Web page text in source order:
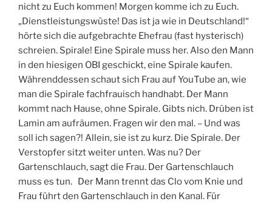
nicht zu Euch kommen! Morgen komme ich zu Euch.
„Dienstleistungswüste! Das ist ja wie in Deutschland!“
hörte sich die aufgebrachte Ehefrau (fast hysterisch)
schreien. Spirale! Eine Spirale muss her. Also den Mann
in den hiesigen OBI geschickt, eine Spirale kaufen.
Währenddessen schaut sich Frau auf YouTube an, wie
man die Spirale fachfrauisch handhabt. Der Mann
kommt nach Hause, ohne Spirale. Gibts nich. Drüben ist
Lamin am aufräumen. Fragen wir den mal. – Und was
soll ich sagen?! Allein, sie ist zu kurz. Die Spirale. Der
Verstopfer sitzt weiter unten. Was nu? Der
Gartenschlauch, sagt die Frau. Der Gartenschlauch
muss es tun. Der Mann trennt das Clo vom Knie und
Frau führt den Gartenschlauch in den Kanal. Für